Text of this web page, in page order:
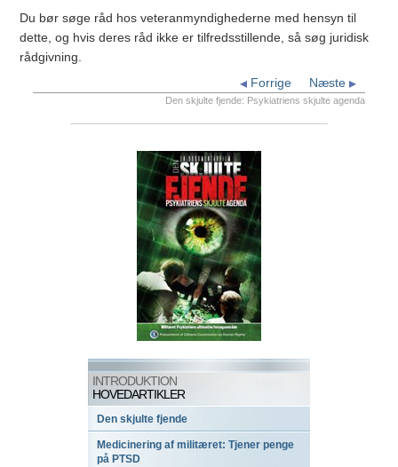
Du bør søge råd hos veteranmyndighederne med hensyn til
dette, og hvis deres råd ikke er tilfredsstillende, så søg juridisk
rådgivning.
Næste
Forrige
Den skjulte fjende: Psykiatriens skjulte agenda
INTRODUKTION
HOVEDARTIKLER
Den skjulte fjende
Medicinering af militæret: Tjener penge
på PTSD